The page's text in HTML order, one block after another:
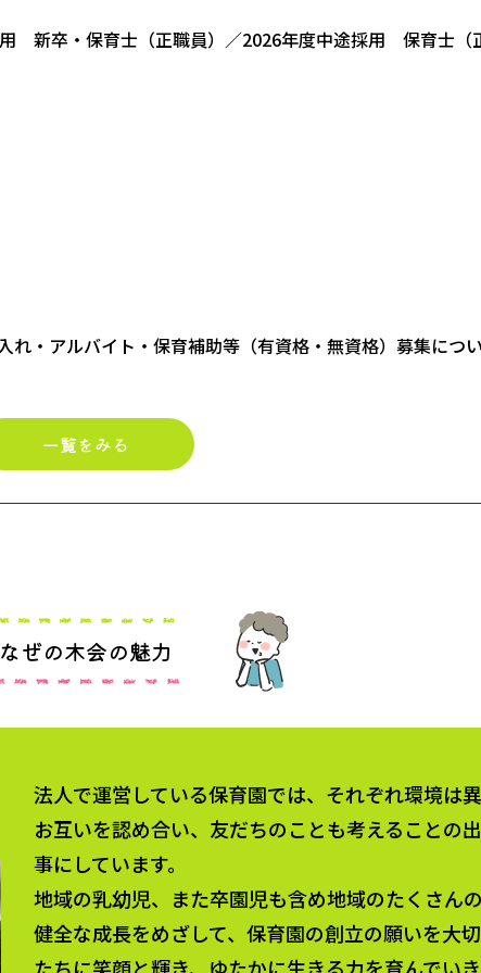
なぜの木会の魅力
法人で運営している保育園では、それぞれ環境は異
お互いを認め合い、友だちのことも考えることの
事にしています。
地域の乳幼児、また卒園児も含め地域のたくさん
健全な成長をめざして、保育園の創立の願いを大